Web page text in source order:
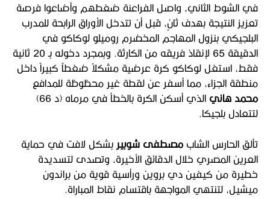
في الشوط الثاني، واصل الفراعنة ضغطهم وأضاعوا فرصة
تعزيز النتيجة بهدف ثانٍ، قبل أن تتدخل الأوراق الرابحة للمدرب
البلجيكي بنزول المهاجم المخضرم روميلو لوكاكو في
الدقيقة 65 لإنقاذ فريقه من الكارثة. وبمجرد دخوله بـ 20 ثانية
فقط، استغل لوكاكو كرة عرضية مشكلاً ضغطاً كبيراً داخل
منطقة الجزاء، مما أسفر عن لقطة غير محظوظة للمدافع
محمد هاني
الذي أسكن الكرة بالخطأ في مرماه (د 66)
لتتعادل بلجيكا.
تألق الحارس الشاب مصطفى شوبيربشكل لافت في حماية
العرين المصري خلال الدقائق الأخيرة، وتصدى لتسديدة
خطيرة من كيفين دي بروين ورأسية قوية من براندون
ميشيل، لتنتهي المواجهة باقتسام نقاط المباراة.